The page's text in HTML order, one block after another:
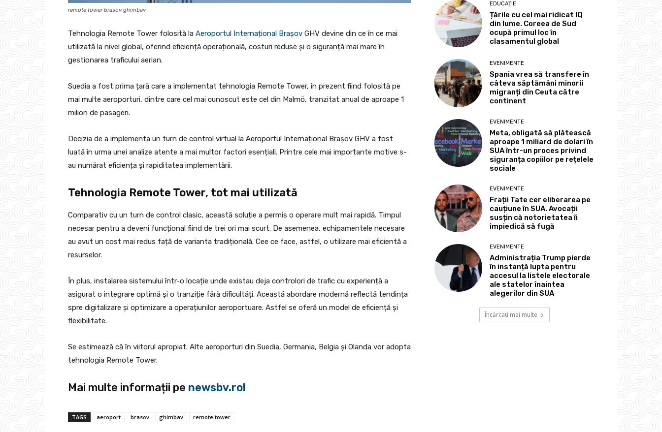
remote tower brasov ghimbav
Tehnologia Remote Tower folosită la Aeroportul Internațional Brașov GHV devine din ce în ce mai
utilizată la nivel global, oferind eficiență operațională, costuri reduse și o siguranță mai mare în
gestionarea traficului aerian.
Suedia a fost prima țară care a implementat tehnologia Remote Tower, în prezent fiind folosită pe
mai multe aeroporturi, dintre care cel mai cunoscut este cel din Malmö, tranzitat anual de aproape 1
milion de pasageri.
Decizia de a implementa un turn de control virtual la Aeroportul Internațional Brașov GHV a fost
luată în urma unei analize atente a mai multor factori esențiali. Printre cele mai importante motive s-
au numărat eficiența și rapiditatea implementării.
Tehnologia Remote Tower, tot mai utilizată
Comparativ cu un turn de control clasic, această soluție a permis o operare mult mai rapidă. Timpul
necesar pentru a deveni funcțional fiind de trei ori mai scurt. De asemenea, echipamentele necesare
au avut un cost mai redus față de varianta tradițională. Cee ce face, astfel, o utilizare mai eficientă a
resurselor.
În plus, instalarea sistemului într-o locație unde existau deja controlori de trafic cu experiență a
asigurat o integrare optimă și o tranziție fără dificultăți. Această abordare modernă reflectă tendința
spre digitalizare și optimizare a operațiunilor aeroportuare. Astfel se oferă un model de eficiență și
flexibilitate.
Se estimează că în viitorul apropiat. Alte aeroporturi din Suedia, Germania, Belgia și Olanda vor adopta
tehnologia Remote Tower.
Mai multe informații pe newsbv.ro!
TAGS aeroport brasov ghimbav remote tower
EDUCAȚIE
Țările cu cel mai ridicat IQ
din lume. Coreea de Sud
ocupă primul loc în
clasamentul global
EVENIMENTE
Spania vrea să transfere în
câteva săptămâni minorii
migranți din Ceuta către
continent
EVENIMENTE
Meta, obligată să plătească
aproape 1 miliard de dolari în
SUA într-un proces privind
siguranța copiilor pe rețelele
sociale
EVENIMENTE
Frații Tate cer eliberarea pe
cauțiune în SUA. Avocații
susțin că notorietatea îi
împiedică să fugă
EVENIMENTE
Administrația Trump pierde
în instanță lupta pentru
accesul la listele electorale
ale statelor înaintea
alegerilor din SUA
Încărcați mai multe